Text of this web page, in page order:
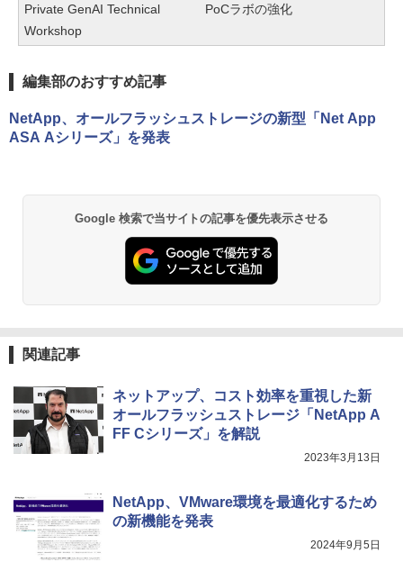
Private GenAI Technical
Workshop
PoCラボの強化
編集部のおすすめ記事
NetApp、オールフラッシュストレージの新型「Net App
ASA Aシリーズ」を発表
Google 検索で当サイトの記事を優先表示させる
関連記事
ネットアップ、コスト効率を重視した新
オールフラッシュストレージ「NetApp A
FF Cシリーズ」を解説
2023年3月13日
NetApp、VMware環境を最適化するため
の新機能を発表
2024年9月5日